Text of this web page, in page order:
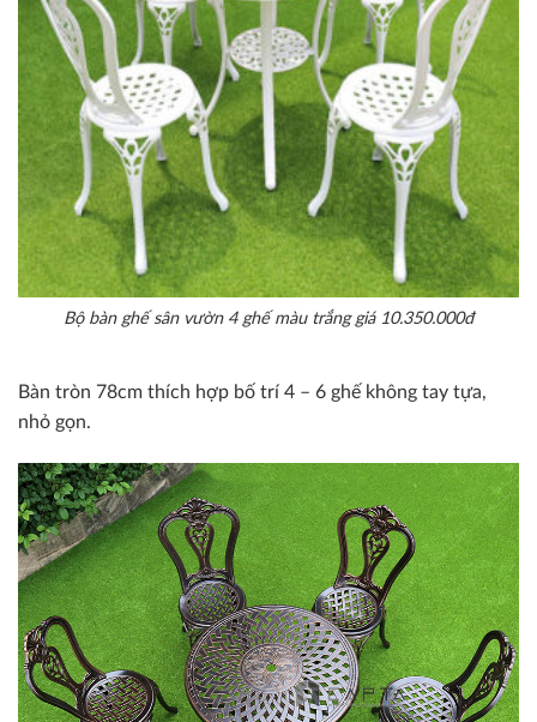
Bộ bàn ghế sân vườn 4 ghế màu trắng giá 10.350.000đ
Bàn tròn 78cm thích hợp bố trí 4 – 6 ghế không tay tựa,
nhỏ gọn.